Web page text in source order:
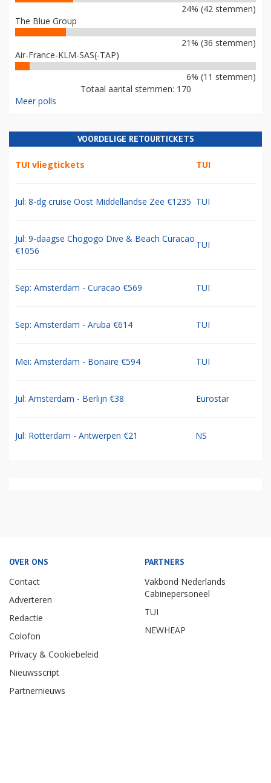
24% (42 stemmen)
The Blue Group
21% (36 stemmen)
Air-France-KLM-SAS(-TAP)
6% (11 stemmen)
Totaal aantal stemmen: 170
Meer polls
VOORDELIGE RETOURTICKETS
TUI vliegtickets TUI
Jul: 8-dg cruise Oost Middellandse Zee €1235 TUI
Jul: 9-daagse Chogogo Dive & Beach Curacao
€1056
TUI
Sep: Amsterdam - Curacao €569 TUI
Sep: Amsterdam - Aruba €614 TUI
Mei: Amsterdam - Bonaire €594 TUI
Jul: Amsterdam - Berlijn €38 Eurostar
Jul: Rotterdam - Antwerpen €21 NS
OVER ONS
Contact
Adverteren
Redactie
Colofon
Privacy & Cookiebeleid
Nieuwsscript
Partnernieuws
PARTNERS
Vakbond Nederlands
Cabinepersoneel
TUI
NEWHEAP